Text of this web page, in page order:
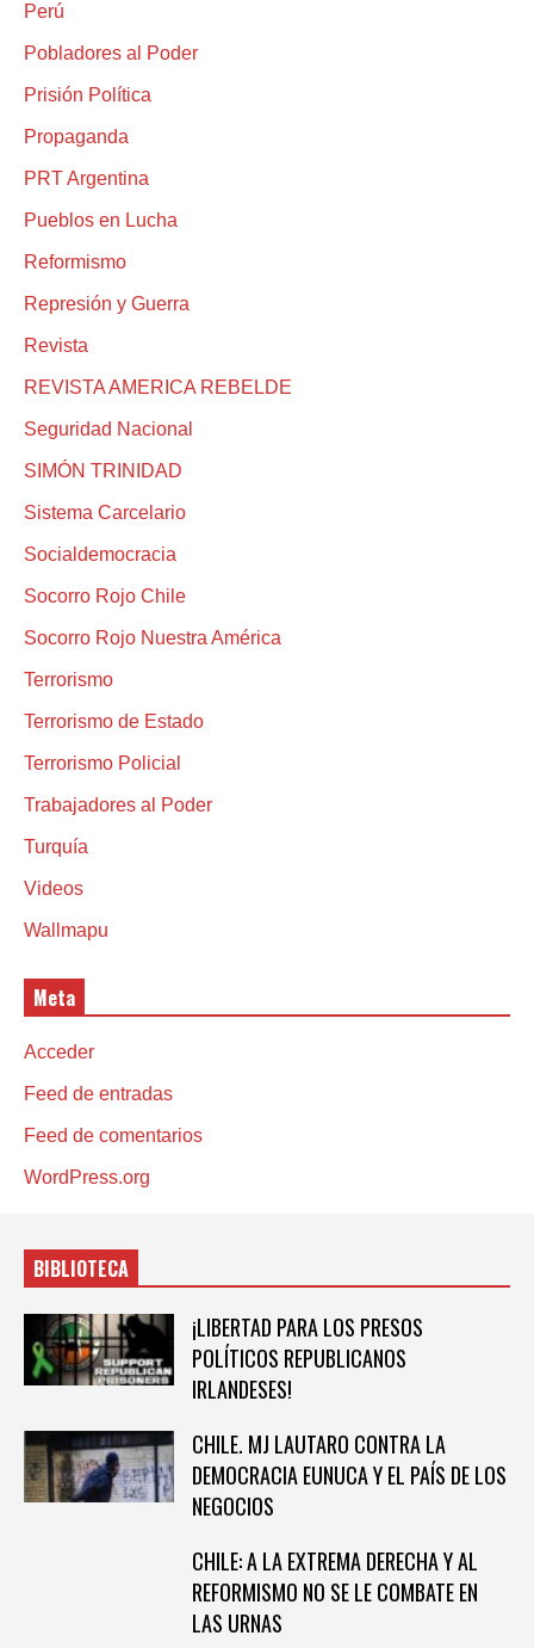
Perú
Pobladores al Poder
Prisión Política
Propaganda
PRT Argentina
Pueblos en Lucha
Reformismo
Represión y Guerra
Revista
REVISTA AMERICA REBELDE
Seguridad Nacional
SIMÓN TRINIDAD
Sistema Carcelario
Socialdemocracia
Socorro Rojo Chile
Socorro Rojo Nuestra América
Terrorismo
Terrorismo de Estado
Terrorismo Policial
Trabajadores al Poder
Turquía
Videos
Wallmapu
Meta
Acceder
Feed de entradas
Feed de comentarios
WordPress.org
BIBLIOTECA
¡LIBERTAD PARA LOS PRESOS
POLÍTICOS REPUBLICANOS
IRLANDESES!
CHILE. MJ LAUTARO CONTRA LA
DEMOCRACIA EUNUCA Y EL PAÍS DE LOS
NEGOCIOS
CHILE: A LA EXTREMA DERECHA Y AL
REFORMISMO NO SE LE COMBATE EN
LAS URNAS